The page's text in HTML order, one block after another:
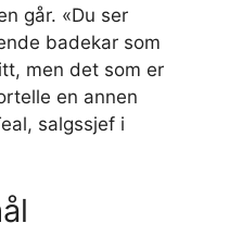
går. «Du ser
badekar som
men det som er
en annen
salgssjef i